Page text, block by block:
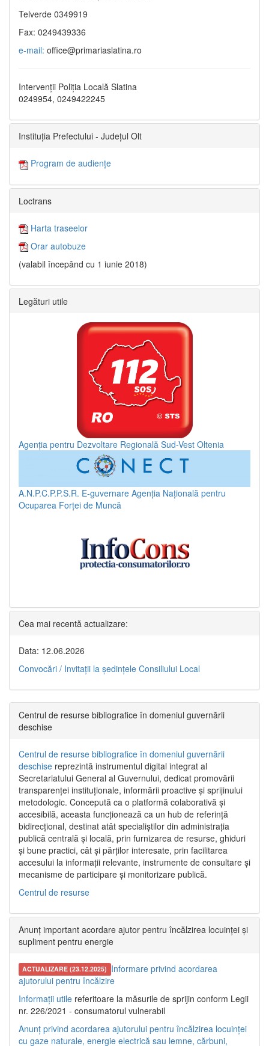
Telverde 0349919
Fax: 0249439336
e-mail: office@primariaslatina.ro
Intervenții Poliția Locală Slatina
0249954, 0249422245
Instituția Prefectului - Județul Olt
Program de audiențe
Loctrans
Harta traseelor
Orar autobuze
(valabil începând cu 1 iunie 2018)
Legături utile
Agenția pentru Dezvoltare Regională Sud-Vest Oltenia
A.N.P.C.P.P.S.R. E-guvernare Agenția Națională pentru
Ocuparea Forței de Muncă
Cea mai recentă actualizare:
Data: 12.06.2026
Convocări / Invitaţii la şedinţele Consiliului Local
Centrul de resurse bibliografice în domeniul guvernării
deschise
Centrul de resurse bibliografice în domeniul guvernării
deschise reprezintă instrumentul digital integrat al
Secretariatului General al Guvernului, dedicat promovării
transparenței instituționale, informării proactive și sprijinului
metodologic. Concepută ca o platformă colaborativă și
accesibilă, aceasta funcționează ca un hub de referință
bidirecțional, destinat atât specialiștilor din administrația
publică centrală și locală, prin furnizarea de resurse, ghiduri
și bune practici, cât și părților interesate, prin facilitarea
accesului la informații relevante, instrumente de consultare și
mecanisme de participare și monitorizare publică.
Centrul de resurse
Anunț important acordare ajutor pentru încălzirea locuinței și
supliment pentru energie
ACTUALIZARE (23.12.2025) Informare privind acordarea
ajutorului pentru încălzire
Informații utile referitoare la măsurile de sprijin conform Legii
nr. 226/2021 - consumatorul vulnerabil
Anunț privind acordarea ajutorului pentru încălzirea locuinței
cu gaze naturale, energie electrică sau lemne, cărbuni,